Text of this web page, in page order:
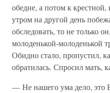
обедне, а потом к крестной,
утром на другой день
обследовать, то не только
молоденькой-молоденькой
Обидно стало, пропустил,
обратилась. Спросил мать,
— Не нашего ума дело, это